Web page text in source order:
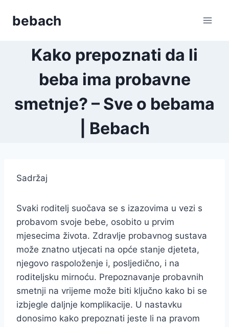
bebach
Kako prepoznati da li
beba ima probavne
smetnje? – Sve o bebama
| Bebach
Sadržaj
Svaki roditelj suočava se s izazovima u vezi s
probavom svoje bebe, osobito u prvim
mjesecima života. Zdravlje probavnog sustava
može znatno utjecati na opće stanje djeteta,
njegovo raspoloženje i, posljedično, i na
roditeljsku mirnoću. Prepoznavanje probavnih
smetnji na vrijeme može biti ključno kako bi se
izbjegle daljnje komplikacije. U nastavku
donosimo kako prepoznati jeste li na pravom